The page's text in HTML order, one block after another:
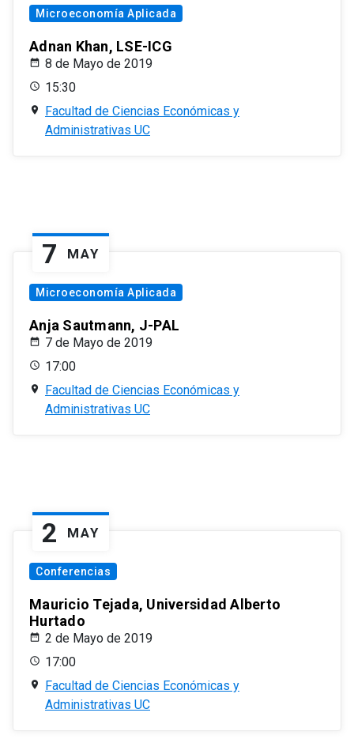
Microeconomía Aplicada
Adnan Khan, LSE-ICG
8 de Mayo de 2019
15:30
Facultad de Ciencias Económicas y
Administrativas UC
7 MAY
Microeconomía Aplicada
Anja Sautmann, J-PAL
7 de Mayo de 2019
17:00
Facultad de Ciencias Económicas y
Administrativas UC
2 MAY
Conferencias
Mauricio Tejada, Universidad Alberto
Hurtado
2 de Mayo de 2019
17:00
Facultad de Ciencias Económicas y
Administrativas UC